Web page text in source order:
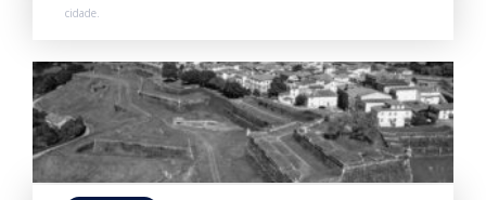
cidade.